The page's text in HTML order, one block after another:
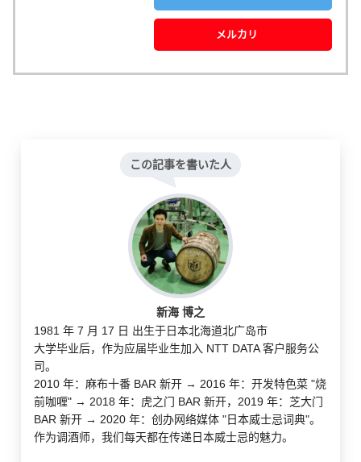
メルカリ
この記事を書いた人
新海 博之
1981 年 7 月 17 日 出生于日本北海道北广岛市
大学毕业后，作为应届毕业生加入 NTT DATA 客户服务公
司。
2010 年：麻布十番 BAR 新开 → 2016 年：开发特色菜 "烧
前咖喱" → 2018 年：虎之门 BAR 新开，2019 年：芝大门
BAR 新开 → 2020 年：创办网络媒体 "日本威士忌词典"。
作为调酒师，我们每天都在传递日本威士忌的魅力。